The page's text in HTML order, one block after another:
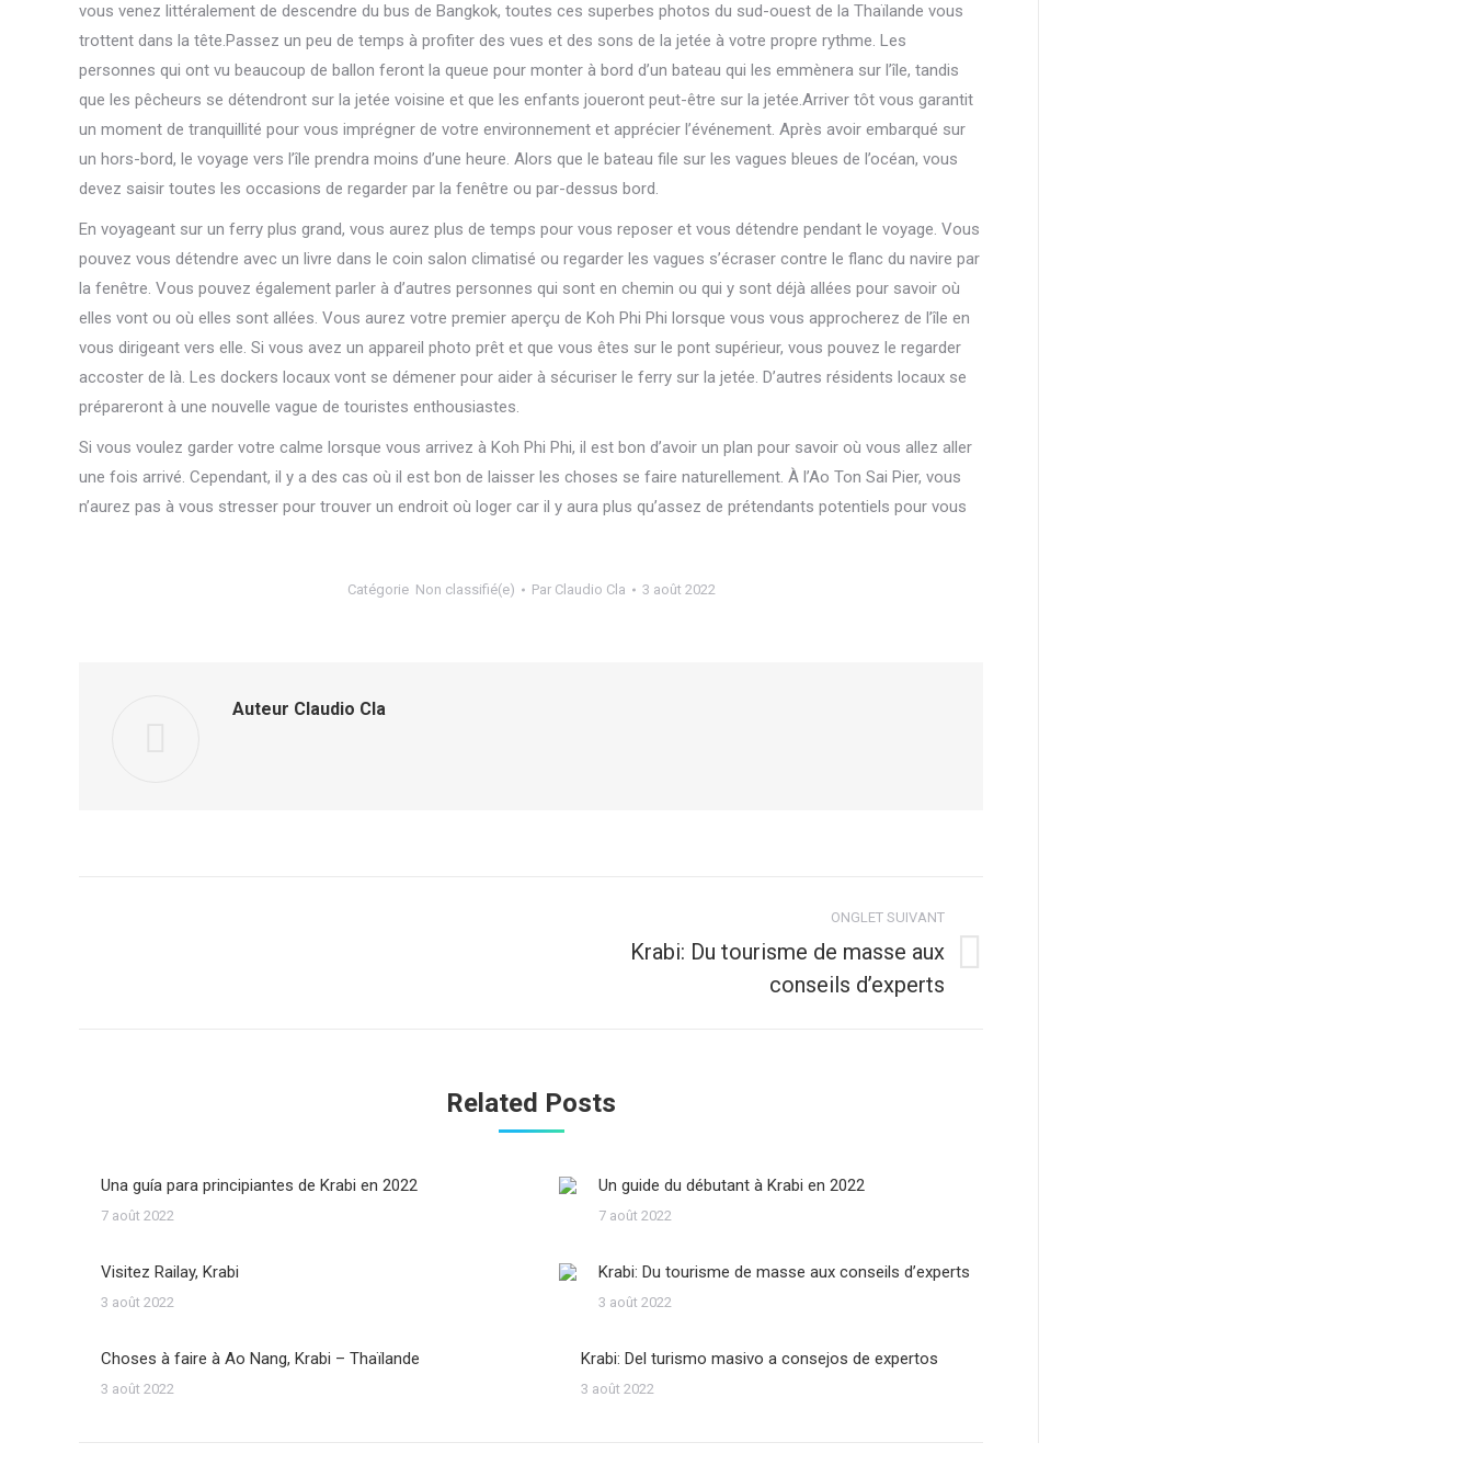
vous venez littéralement de descendre du bus de Bangkok, toutes ces superbes photos du sud-ouest de la Thaïlande vous
trottent dans la tête.Passez un peu de temps à profiter des vues et des sons de la jetée à votre propre rythme. Les
personnes qui ont vu beaucoup de ballon feront la queue pour monter à bord d’un bateau qui les emmènera sur l’île, tandis
que les pêcheurs se détendront sur la jetée voisine et que les enfants joueront peut-être sur la jetée.Arriver tôt vous garantit
un moment de tranquillité pour vous imprégner de votre environnement et apprécier l’événement. Après avoir embarqué sur
un hors-bord, le voyage vers l’île prendra moins d’une heure. Alors que le bateau file sur les vagues bleues de l’océan, vous
devez saisir toutes les occasions de regarder par la fenêtre ou par-dessus bord.
En voyageant sur un ferry plus grand, vous aurez plus de temps pour vous reposer et vous détendre pendant le voyage. Vous
pouvez vous détendre avec un livre dans le coin salon climatisé ou regarder les vagues s’écraser contre le flanc du navire par
la fenêtre. Vous pouvez également parler à d’autres personnes qui sont en chemin ou qui y sont déjà allées pour savoir où
elles vont ou où elles sont allées. Vous aurez votre premier aperçu de Koh Phi Phi lorsque vous vous approcherez de l’île en
vous dirigeant vers elle. Si vous avez un appareil photo prêt et que vous êtes sur le pont supérieur, vous pouvez le regarder
accoster de là. Les dockers locaux vont se démener pour aider à sécuriser le ferry sur la jetée. D’autres résidents locaux se
prépareront à une nouvelle vague de touristes enthousiastes.
Si vous voulez garder votre calme lorsque vous arrivez à Koh Phi Phi, il est bon d’avoir un plan pour savoir où vous allez aller
une fois arrivé. Cependant, il y a des cas où il est bon de laisser les choses se faire naturellement. À l’Ao Ton Sai Pier, vous
n’aurez pas à vous stresser pour trouver un endroit où loger car il y aura plus qu’assez de prétendants potentiels pour vous
Catégorie Non classifié(e) Par Claudio Cla 3 août 2022
Auteur Claudio Cla
ONGLET SUIVANT
Krabi: Du tourisme de masse aux
conseils d’experts
Related Posts
Una guía para principiantes de Krabi en 2022
7 août 2022
Un guide du débutant à Krabi en 2022
7 août 2022
Visitez Railay, Krabi
3 août 2022
Krabi: Du tourisme de masse aux conseils d’experts
3 août 2022
Choses à faire à Ao Nang, Krabi – Thaïlande
3 août 2022
Krabi: Del turismo masivo a consejos de expertos
3 août 2022